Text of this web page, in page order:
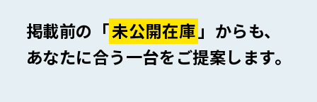
掲載前の「未公開在庫」からも、
あなたに合う一台をご提案します。